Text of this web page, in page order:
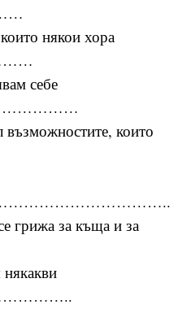
някои хора
себе
които
грижа за къща и за